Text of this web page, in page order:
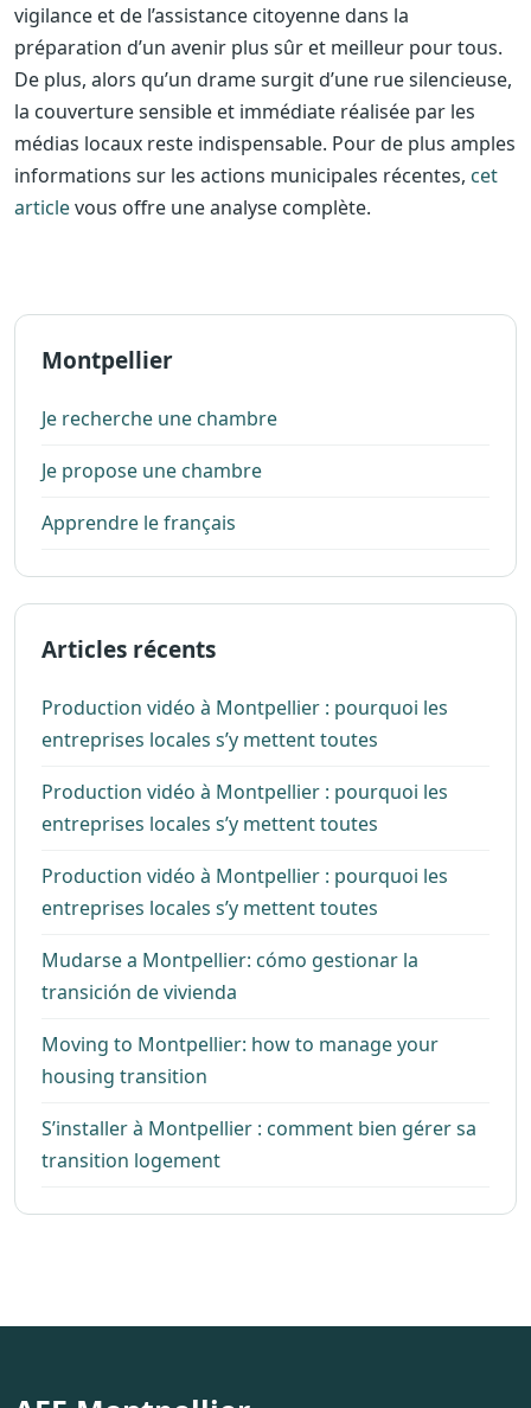
vigilance et de l’assistance citoyenne dans la
préparation d’un avenir plus sûr et meilleur pour tous.
De plus, alors qu’un drame surgit d’une rue silencieuse,
la couverture sensible et immédiate réalisée par les
médias locaux reste indispensable. Pour de plus amples
informations sur les actions municipales récentes, cet
articlevous offre une analyse complète.
Montpellier
Je recherche une chambre
Je propose une chambre
Apprendre le français
Articles récents
Production vidéo à Montpellier : pourquoi les
entreprises locales s’y mettent toutes
Production vidéo à Montpellier : pourquoi les
entreprises locales s’y mettent toutes
Production vidéo à Montpellier : pourquoi les
entreprises locales s’y mettent toutes
Mudarse a Montpellier: cómo gestionar la
transición de vivienda
Moving to Montpellier: how to manage your
housing transition
S’installer à Montpellier : comment bien gérer sa
transition logement